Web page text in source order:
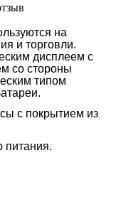
на
и торговли.
дисплеем с
со стороны
типом
с покрытием из
питания.